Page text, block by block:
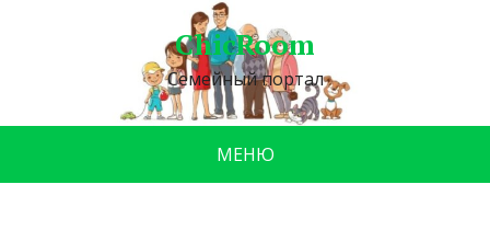
ChicRoom
Семейный портал
МЕНЮ